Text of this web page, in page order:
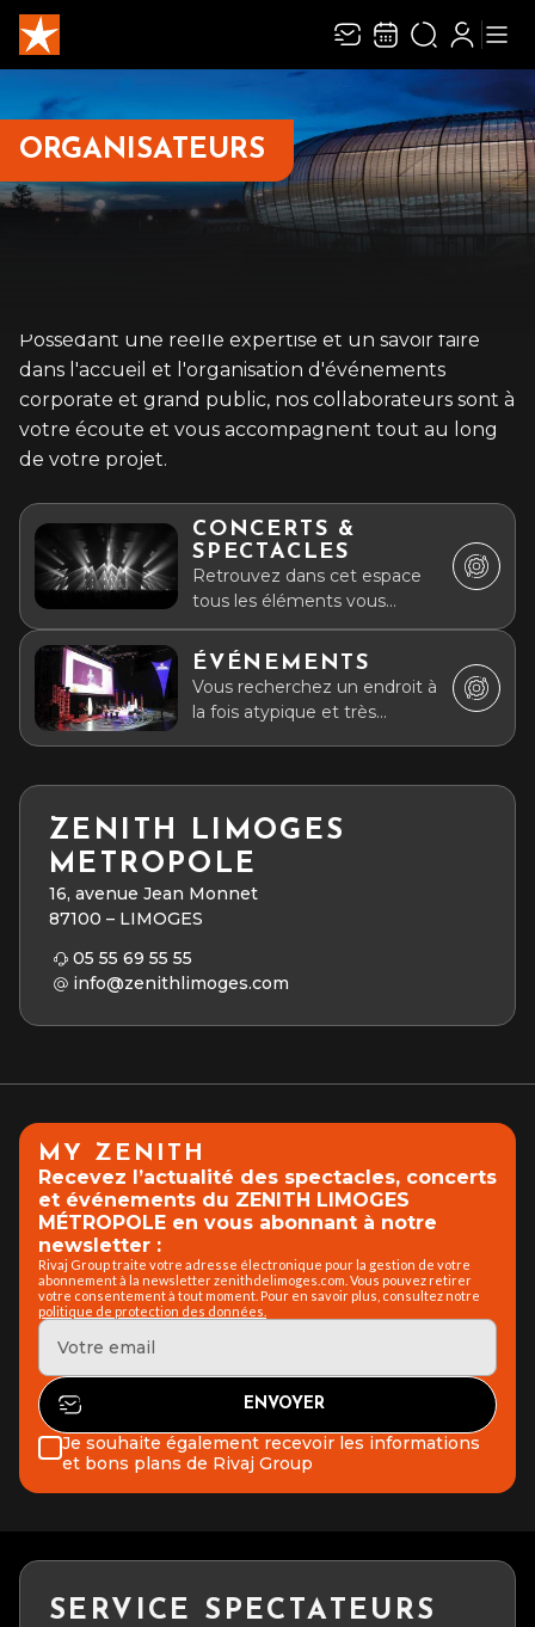
Recevez toute l’actualité en vous abonnant à
notre newsletter :
ENVOYER
ORGANISATEURS
Possédant une réelle expertise et un savoir faire
dans l'accueil et l'organisation d'événements
corporate et grand public, nos collaborateurs sont à
votre écoute et vous accompagnent tout au long
de votre projet.
CONCERTS &
SPECTACLES
Retrouvez dans cet espace
tous les éléments vous
permettant d'organiser un
concert ou un spectacle.
ÉVÉNEMENTS
Vous recherchez un endroit à
la fois atypique et très
ZENITH LIMOGES
METROPOLE
16, avenue Jean Monnet
87100 – LIMOGES
05 55 69 55 55
info@zenithlimoges.com
MY ZENITH
Recevez l’actualité des spectacles, concerts
et événements du ZENITH LIMOGES
MÉTROPOLE en vous abonnant à notre
newsletter :
Rivaj Group traite votre adresse électronique pour la gestion de votre
abonnement à la newsletter zenithdelimoges.com. Vous pouvez retirer
votre consentement à tout moment. Pour en savoir plus, consultez notre
politique de protection des données.
Je souhaite également recevoir les informations
et bons plans de Rivaj Group
SERVICE SPECTATEURS